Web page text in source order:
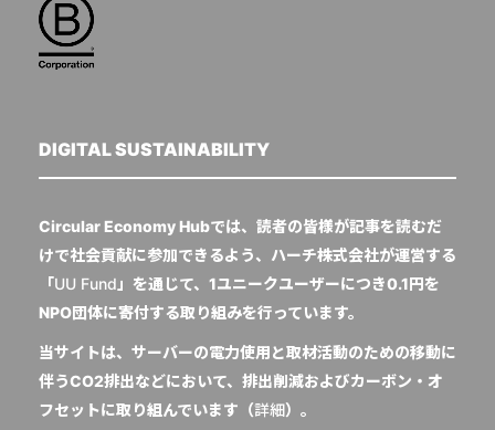
DIGITAL SUSTAINABILITY
Circular Economy Hubでは、読者の皆様が記事を読むだ
けで社会貢献に参加できるよう、ハーチ株式会社が運営する
「UU Fund 」を通じて、1ユニークユーザーにつき0.1円を
NPO団体に寄付する取り組みを行っています。
当サイトは、サーバーの電力使用と取材活動のための移動に
伴うCO2排出などにおいて、排出削減およびカーボン・オ
フセットに取り組んでいます（詳細）。